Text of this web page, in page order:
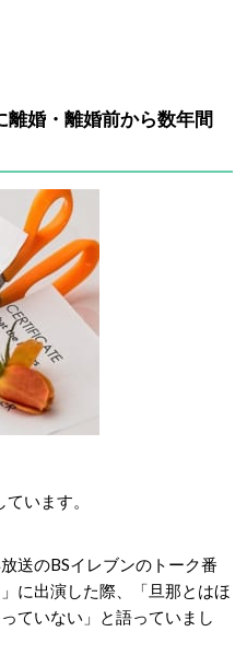
婚・離婚前から数年間
ています。
送のBSイレブンのトーク番
に出演した際、「旦那とはほ
ていない」と語っていまし